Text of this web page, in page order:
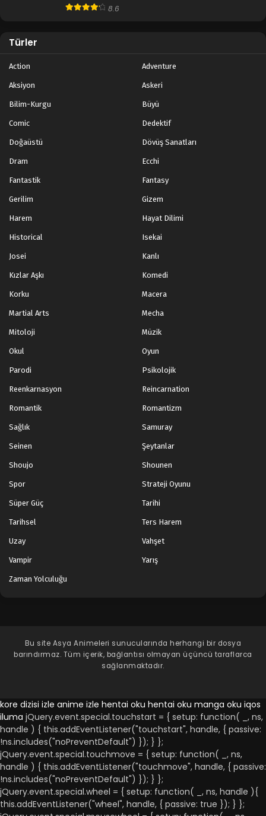
8.6
Türler
Action Adventure
Aksiyon Askeri
Bilim-Kurgu Büyü
Comic Dedektif
Doğaüstü Dövüş Sanatları
Dram Ecchi
Fantastik Fantasy
Gerilim Gizem
Harem Hayat Dilimi
Historical Isekai
Josei Kanlı
Kızlar Aşkı Komedi
Korku Macera
Martial Arts Mecha
Mitoloji Müzik
Okul Oyun
Parodi Psikolojik
Reenkarnasyon Reincarnation
Romantik Romantizm
Sağlık Samuray
Seinen Şeytanlar
Shoujo Shounen
Spor Strateji Oyunu
Süper Güç Tarihi
Tarihsel Ters Harem
Uzay Vahşet
Vampir Yarış
Zaman Yolculuğu
Bu site Asya Animeleri sunucularında herhangi bir dosya
barındırmaz. Tüm içerik, bağlantısı olmayan üçüncü taraflarca
sağlanmaktadır.
kore dizisi izle anime izle hentai oku hentai oku manga oku iqos
iluma jQuery.event.special.touchstart = { setup: function( _, ns,
handle ) { this.addEventListener("touchstart", handle, { passive:
!ns.includes("noPreventDefault") }); } };
jQuery.event.special.touchmove = { setup: function( _, ns,
handle ) { this.addEventListener("touchmove", handle, { passive:
!ns.includes("noPreventDefault") }); } };
jQuery.event.special.wheel = { setup: function( _, ns, handle ){
this.addEventListener("wheel", handle, { passive: true }); } };